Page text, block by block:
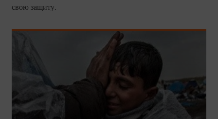
свою защиту.